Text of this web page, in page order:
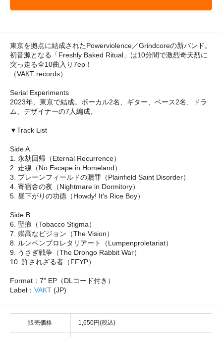
東京を拠点に結成されたPowerviolence／Grindcoreの新バンド。
初音源となる「Freshly Baked Ritual」は10分間で激烈奇天烈に
突っ走る全10曲入り7ep！
（VAKT records）
Serial Experiments
2023年、東京で結成。ボーカル2名、ギター、ベース2名、ドラ
ム、デザイナーの7人編成。
▼Track List
Side A
1. 永劫回帰（Eternal Recurrence）
2. 走線（No Escape in Homeland）
3. プレーンフィールドの贖罪（Plainfield Saint Disorder）
4. 寄宿舎の夜（Nightmare in Dormitory）
5. 昼下がりの功徳（Howdy! It's Rice Boy）
Side B
6. 聖痕（Tobacco Stigma）
7. 崇高なビジョン（The Vision）
8. ルンペンプロレタリアート（Lumpenproletariat）
9. うさぎ戦争（The Drongo Rabbit War）
10. 許されざる者（FFYP）
Format：7" EP（DLコード付き）
Label： VAKT (JP)
販売価格 1,650円(税込)